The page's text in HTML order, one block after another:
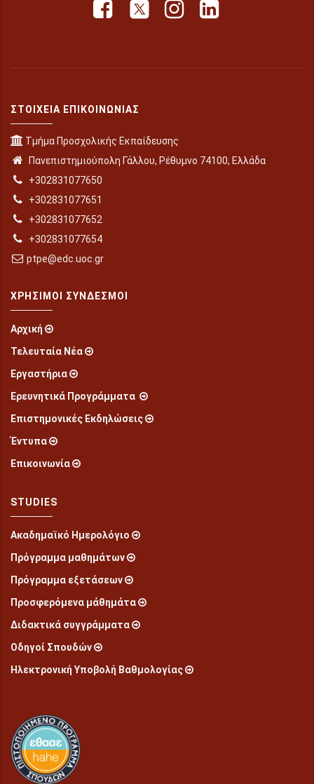
ΣΤΟΙΧΕΊΑ ΕΠΙΚΟΙΝΩΝΊΑΣ
Τμήμα Προσχολικής Εκπαίδευσης
Πανεπιστημιούπολη Γάλλου, Ρέθυμνο 74100, Ελλάδα
+302831077650
+302831077651
+302831077652
+302831077654
ptpe@edc.uoc.gr
ΧΡΉΣΙΜΟΙ ΣΎΝΔΕΣΜΟΙ
Αρχική
Τελευταία Νέα
Εργαστήρια
Ερευνητικά Προγράμματα
Επιστημονικές Εκδηλώσεις
Έντυπα
Επικοινωνία
STUDIES
Ακαδημαϊκό Ημερολόγιο
Πρόγραμμα μαθημάτων
Πρόγραμμα εξετάσεων
Προσφερόμενα μάθημάτα
Διδακτικά συγγράμματα
Οδηγοί Σπουδών
Ηλεκτρονική Υποβολή Βαθμολογίας